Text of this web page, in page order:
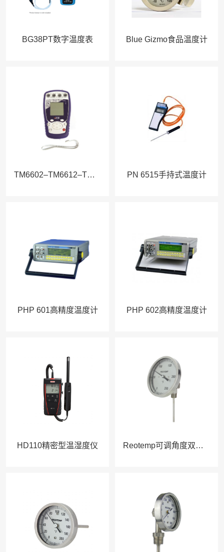
BG38PT数字温度表 Blue Gizmo食品温度计
TM6602–TM6612–TM6630温度计 PN 6515手持式温度计
PHP 601高精度温度计 PHP 602高精度温度计
HD110精密型温湿度仪 Reotemp可调角度双金属温度计